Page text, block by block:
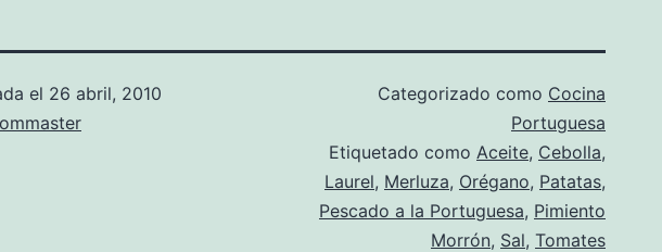
el 26 abril, 2010
Categorizado como Cocina
Portuguesa
Etiquetado como Aceite, Cebolla,
Laurel, Merluza, Orégano, Patatas,
Pescado a la Portuguesa, Pimiento
Morrón, Sal, Tomates